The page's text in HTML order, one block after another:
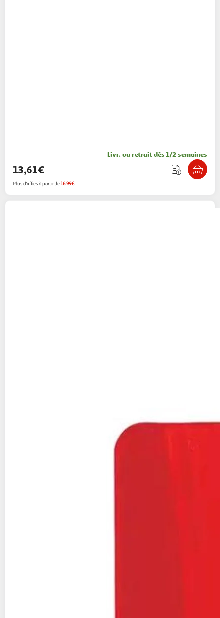
Livr. ou retrait dès 1/2 semaines
13,61€
Plus d'offres à partir de16.99€